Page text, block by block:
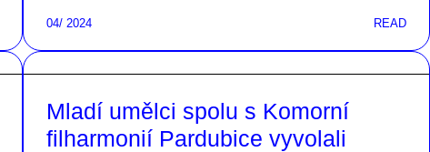
04/ 2024 READ
Mladí umělci spolu s Komorní
filharmonií Pardubice vyvolali